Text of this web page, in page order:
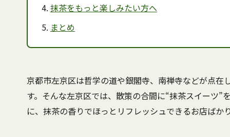
抹茶をもっと楽しみたい方へ
まとめ
京都市左京区は哲学の道や銀閣寺、南禅寺などが点
す。そんな左京区では、散策の合間に“抹茶スイーツ
に、抹茶の香りでほっとリフレッシュできるお店ばか